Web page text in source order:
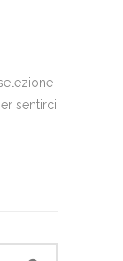
sentirci